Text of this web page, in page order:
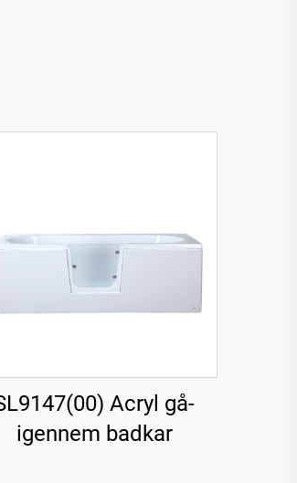
Acryl gå-
igennem badkar